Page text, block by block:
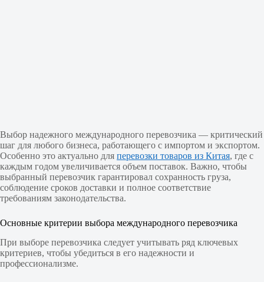
Выбор надежного международного перевозчика — критический
шаг для любого бизнеса, работающего с импортом и экспортом.
Особенно это актуально для перевозки товаров из Китая, где с
каждым годом увеличивается объем поставок. Важно, чтобы
выбранный перевозчик гарантировал сохранность груза,
соблюдение сроков доставки и полное соответствие
требованиям законодательства.
Основные критерии выбора международного перевозчика
При выборе перевозчика следует учитывать ряд ключевых
критериев, чтобы убедиться в его надежности и
профессионализме.